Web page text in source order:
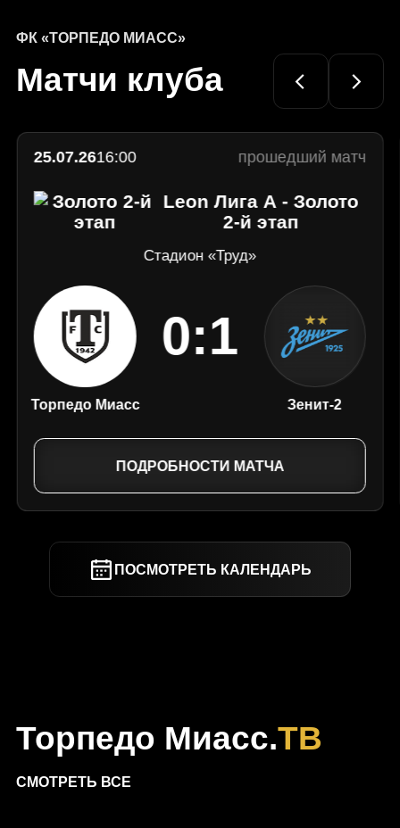
ФК «ТОРПЕДО МИАСС»
сайт
«Торпедо»
Матчи клуба
25.07.2616:00 прошедший матч
Leon Лига А - Золото
2-й этап
Стадион «Труд»
Торпедо Миасс
0:1
Зенит-2
ПОДРОБНОСТИ МАТЧА
ПОСМОТРЕТЬ КАЛЕНДАРЬ
Торпедо Миасс.ТВ
СМОТРЕТЬ ВСЕ